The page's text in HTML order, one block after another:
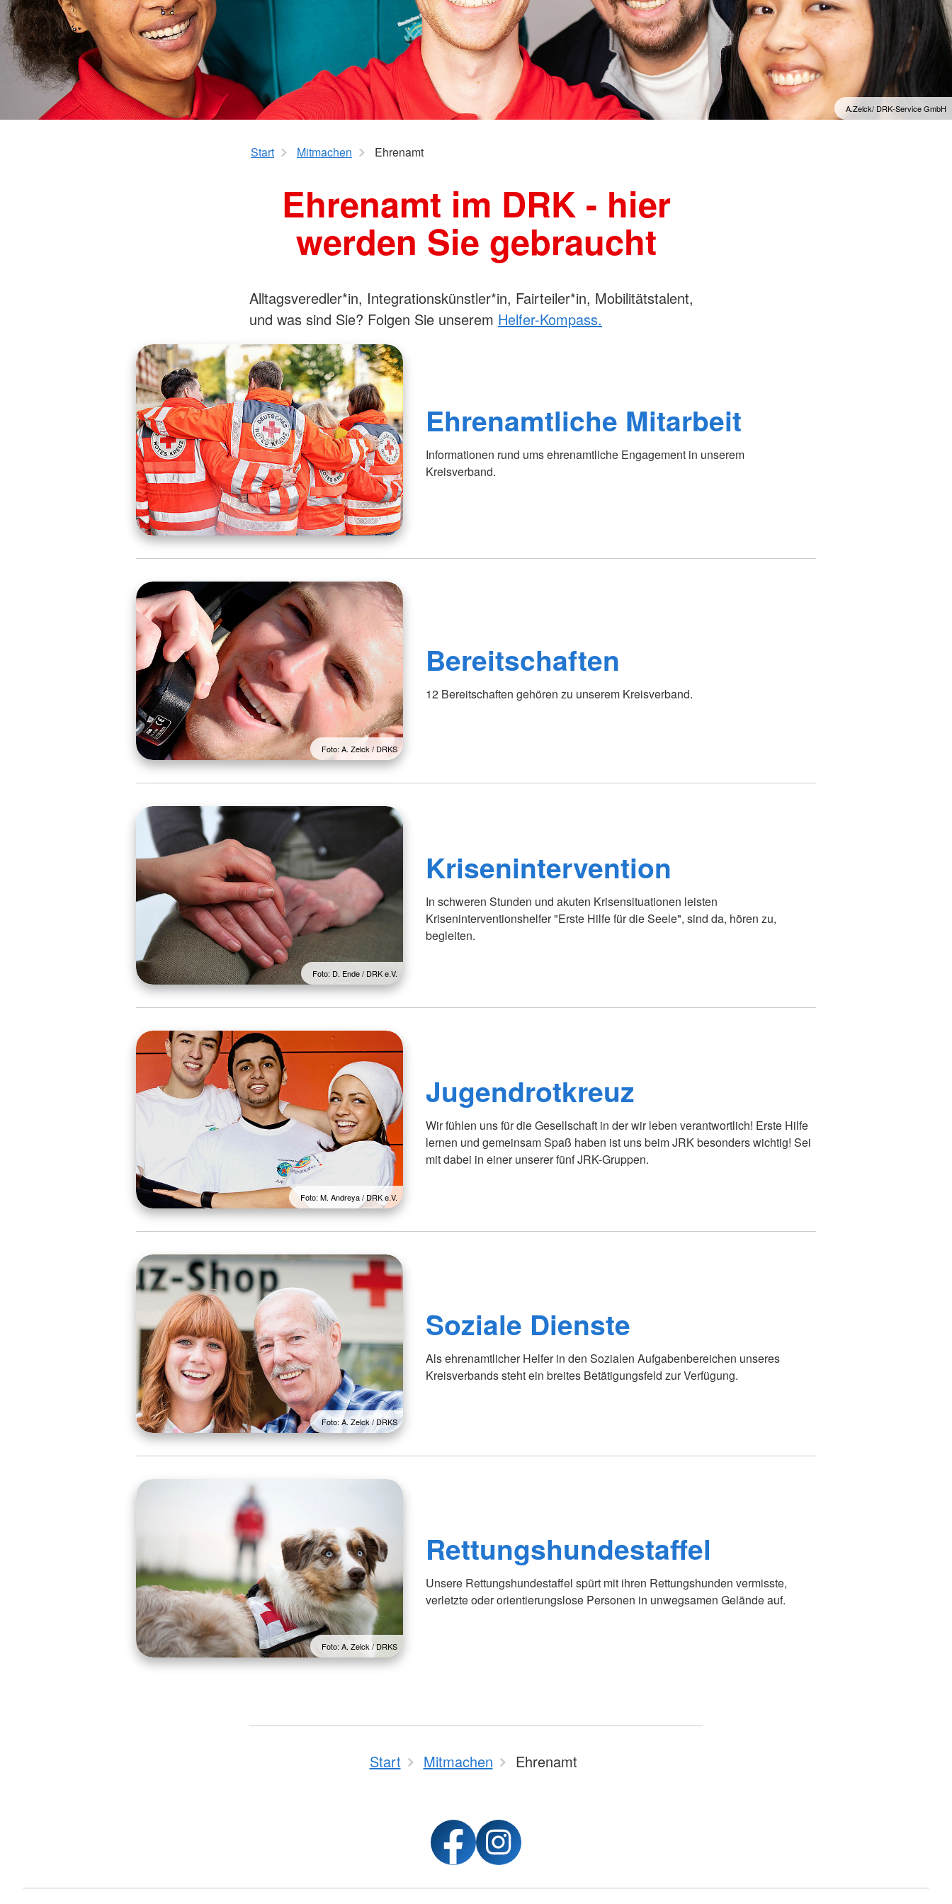
A.Zelck/ DRK-Service GmbH
Start Mitmachen Ehrenamt
Ehrenamt im DRK - hier
werden Sie gebraucht
Alltagsveredler*in, Integrationskünstler*in, Fairteiler*in, Mobilitätstalent,
und was sind Sie? Folgen Sie unserem Helfer-Kompass.
Ehrenamtliche Mitarbeit
Informationen rund ums ehrenamtliche Engagement in unserem
Kreisverband.
Foto: A. Zelck / DRKS
Bereitschaften
12 Bereitschaften gehören zu unserem Kreisverband.
Foto: D. Ende / DRK e.V.
Krisenintervention
In schweren Stunden und akuten Krisensituationen leisten
Kriseninterventionshelfer "Erste Hilfe für die Seele", sind da, hören zu,
begleiten.
Foto: M. Andreya / DRK e.V.
Jugendrotkreuz
Wir fühlen uns für die Gesellschaft in der wir leben verantwortlich! Erste Hilfe
lernen und gemeinsam Spaß haben ist uns beim JRK besonders wichtig! Sei
mit dabei in einer unserer fünf JRK-Gruppen.
Foto: A. Zelck / DRKS
Soziale Dienste
Als ehrenamtlicher Helfer in den Sozialen Aufgabenbereichen unseres
Kreisverbands steht ein breites Betätigungsfeld zur Verfügung.
Foto: A. Zelck / DRKS
Rettungshundestaffel
Unsere Rettungshundestaffel spürt mit ihren Rettungshunden vermisste,
verletzte oder orientierungslose Personen in unwegsamen Gelände auf.
Start Mitmachen Ehrenamt